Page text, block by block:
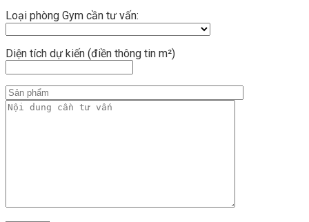
Loại phòng Gym cần tư vấn:
Diện tích dự kiến (điền thông tin m²)